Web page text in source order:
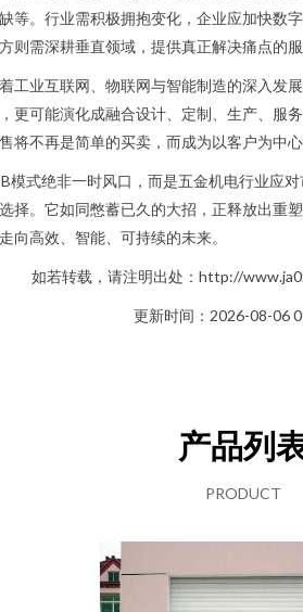
等。行业需积极拥抱变化，企业应加快数
则需深耕垂直领域，提供真正解决痛点的
工业互联网、物联网与智能制造的深入发
更可能演化成融合设计、定制、生产、服
将不再是简单的买卖，而成为以客户为中心
模式绝非一时风口，而是五金机电行业应
择。它如同憋蓄已久的大招，正释放出重
向高效、智能、可持续的未来。
如若转载，请注明出处：http://
更新时间：2026-08-06
产品列
PRODUCT